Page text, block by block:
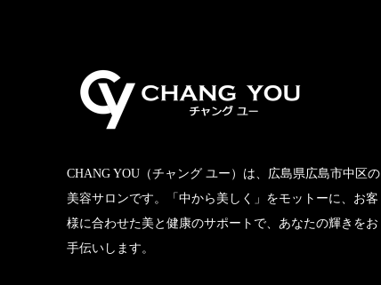
CHANG YOU（チャング ユー）は、広島県広島市中区の
美容サロンです。「中から美しく」をモットーに、お客
様に合わせた美と健康のサポートで、あなたの輝きをお
手伝いします。